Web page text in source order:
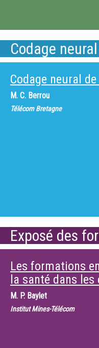
Codage
Codage neural
M. C. Berrou
Télécom Bretagne
Exposé des
Les formations
la santé dans
M. P. Baylet
Institut Mines-Télécom